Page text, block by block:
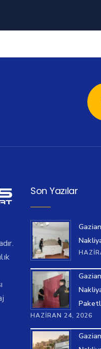
Son Yazılar
HAZIRAN 24, 2026